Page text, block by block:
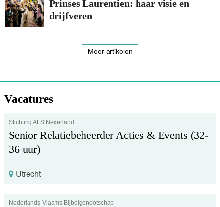
Prinses Laurentien: haar visie en
drijfveren
Meer artikelen
Vacatures
Stichting ALS Nederland
Senior Relatiebeheerder Acties & Events (32-
36 uur)
Utrecht
Nederlands-Vlaams Bijbelgenootschap